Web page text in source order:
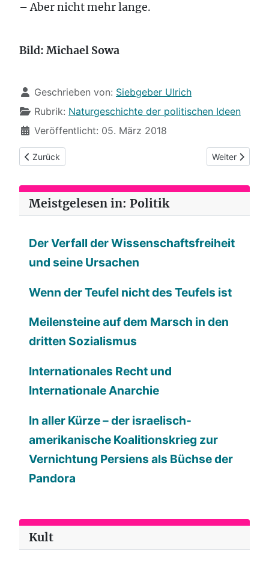
– Aber nicht mehr lange.
Bild: Michael Sowa
DetailsGeschrieben von: Siebgeber Ulrich
Rubrik: Naturgeschichte der politischen Ideen
Veröffentlicht: 05. März 2018
Vorheriger Beitrag: (34) Neues vom Tafelsilber
Zurück Nächster
Weiter
Meistgelesen in: Politik
Der Verfall der Wissenschaftsfreiheit
und seine Ursachen
Wenn der Teufel nicht des Teufels ist
Meilensteine auf dem Marsch in den
dritten Sozialismus
Internationales Recht und
Internationale Anarchie
In aller Kürze – der israelisch-
amerikanische Koalitionskrieg zur
Vernichtung Persiens als Büchse der
Pandora
Kult